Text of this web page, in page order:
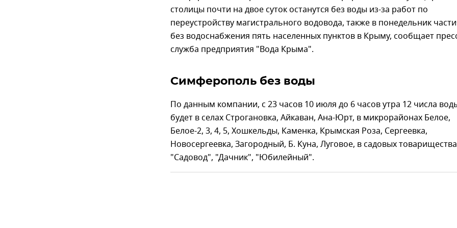
столицы почти на двое суток останутся без воды из-за работ по
переустройству магистрального водовода, также в понедельник
без водоснабжения пять населенных пунктов в Крыму, сообщает
служба предприятия "Вода Крыма".
Симферополь без воды
По данным компании, с 23 часов 10 июля до 6 часов утра 12 числа
будет в селах Строгановка, Айкаван, Ана-Юрт, в микрорайонах Белое,
Белое-2, 3, 4, 5, Хошкельды, Каменка, Крымская Роза, Сергеевка,
Новосергеевка, Загородный, Б. Куна, Луговое, в садовых
"Садовод", "Дачник", "Юбилейный".